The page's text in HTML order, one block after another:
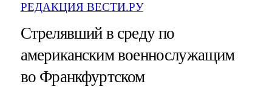
РЕДАКЦИЯ ВЕСТИ.РУ
Стрелявший в среду по
американским военнослужащим
во Франкфуртском